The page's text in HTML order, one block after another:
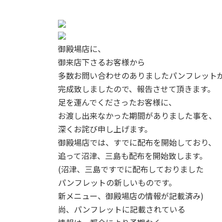
御殿場店に、
御来店下さるお客様から
多数お問い合わせのありましたパンフレット
完成致しましたので、報告させて頂きます。
足を運んでくださったお客様に、
お渡し出来なかった期間がありました事を、
深くお詫び申し上げます。
御殿場店では、すでに配布を開始しており、
追って沼津、三島も配布を開始致します。
(沼津、三島ですでに配布しておりました
パンフレットの新しいものです。
新メニュー、御殿場店の情報が記載済み)
尚、パンフレットに記載されている